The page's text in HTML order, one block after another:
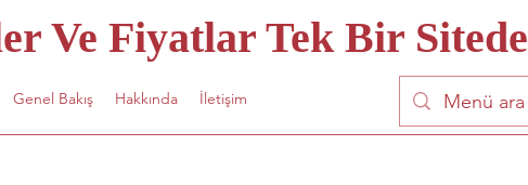
Ve Fiyatlar Tek Bir Sitede
Genel Bakış Hakkında İletişim